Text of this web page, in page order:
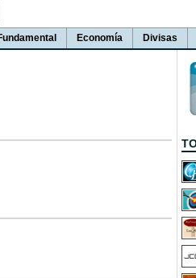
Economía Divisas